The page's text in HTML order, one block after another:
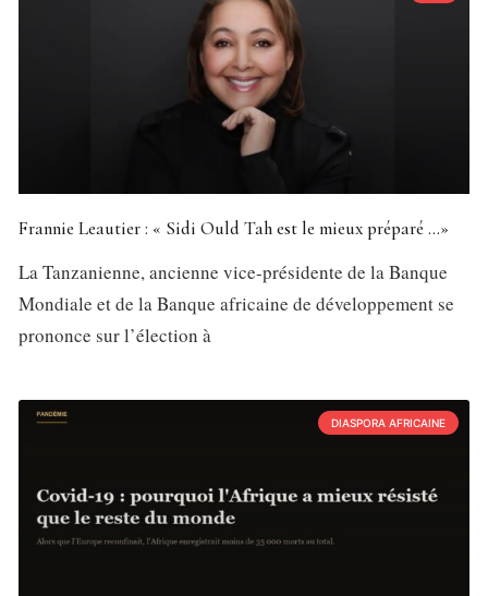
Frannie Leautier : « Sidi Ould Tah est le mieux préparé …»
La Tanzanienne, ancienne vice-présidente de la Banque
Mondiale et de la Banque africaine de développement se
prononce sur l’élection à
DIASPORA AFRICAINE